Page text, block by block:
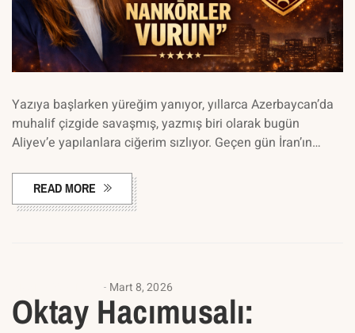
Yazıya başlarken yüreğim yanıyor, yıllarca Azerbaycan’da
muhalif çizgide savaşmış, yazmış biri olarak bugün
Aliyev’e yapılanlara ciğerim sızlıyor. Geçen gün İran’ın…
READ MORE
Mart 8, 2026
Oktay Hacımusalı: